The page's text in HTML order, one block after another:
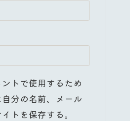
トで使用するため
分の名前、メール
トを保存する。